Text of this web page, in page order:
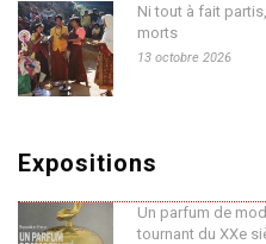
Ni tout à fait
morts
13 octobre 2026
Expositions
Un parfum de
tournant du XXe